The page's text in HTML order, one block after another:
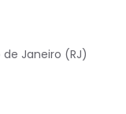
de Janeiro (RJ)